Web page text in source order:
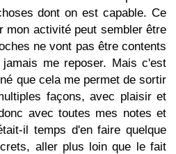
dont on est capable. Ce
mon activité peut sembler être
ne vont pas être contents
me reposer. Mais c'est
que cela me permet de sortir
façons, avec plaisir et
avec toutes mes notes et
il temps d'en faire quelque
aller plus loin que le fait